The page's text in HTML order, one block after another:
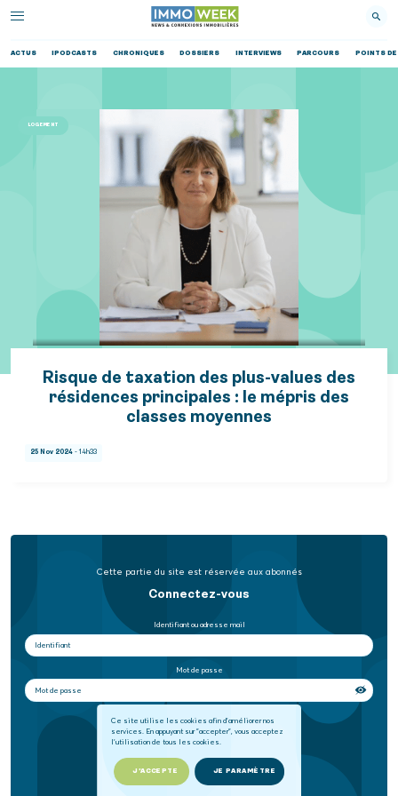
ACTUS IPODCASTS CHRONIQUES DOSSIERS INTERVIEWS PARCOURS POINTS DE
Ce site utilise les cookies afin d'améliorer nos
services. En appuyant sur "accepter", vous acceptez
l'utilisation de tous les cookies.
J'ACCEPTE JE PARAMÈTRE
LOGEMENT
Risque de taxation des plus-values des
résidences principales : le mépris des
classes moyennes
25 Nov 2024 - 14h33
Cette partie du site est réservée aux abonnés
Connectez-vous
Identifiant ou adresse mail
Mot de passe
Mot de passe oublié